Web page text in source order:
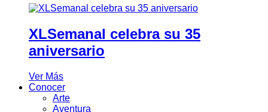
XLSemanal celebra su 35
aniversario
Ver Más
Conocer
Arte
Aventura